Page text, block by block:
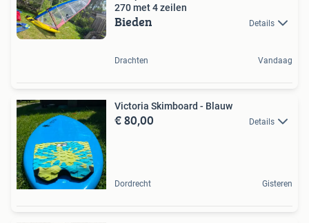
270 met 4 zeilen
Bieden Details
Drachten Vandaag
Victoria Skimboard - Blauw
€ 80,00 Details
Dordrecht Gisteren